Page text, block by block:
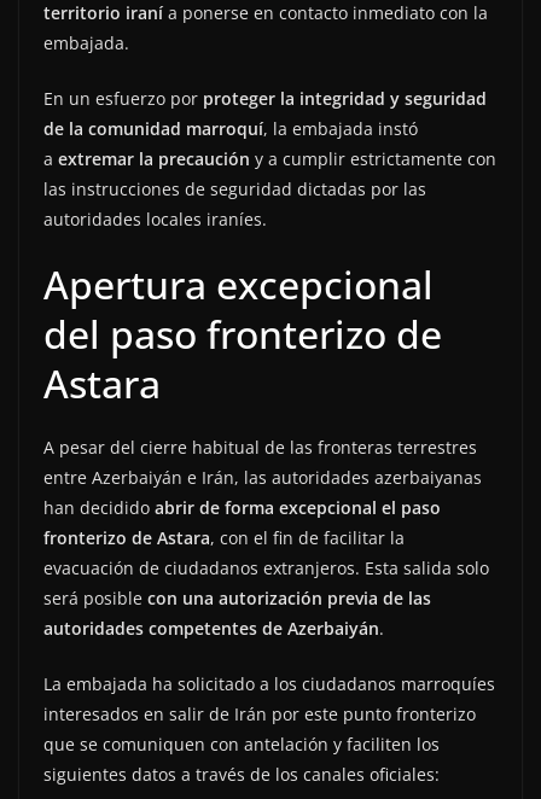
territorio iraní a ponerse en contacto inmediato con la
embajada.
En un esfuerzo por proteger la integridad y seguridad
de la comunidad marroquí, la embajada instó
a extremar la precaución y a cumplir estrictamente con
las instrucciones de seguridad dictadas por las
autoridades locales iraníes.
Apertura excepcional
del paso fronterizo de
Astara
A pesar del cierre habitual de las fronteras terrestres
entre Azerbaiyán e Irán, las autoridades azerbaiyanas
han decidido abrir de forma excepcional el paso
fronterizo de Astara, con el fin de facilitar la
evacuación de ciudadanos extranjeros. Esta salida solo
será posible con una autorización previa de las
autoridades competentes de Azerbaiyán.
La embajada ha solicitado a los ciudadanos marroquíes
interesados en salir de Irán por este punto fronterizo
que se comuniquen con antelación y faciliten los
siguientes datos a través de los canales oficiales: